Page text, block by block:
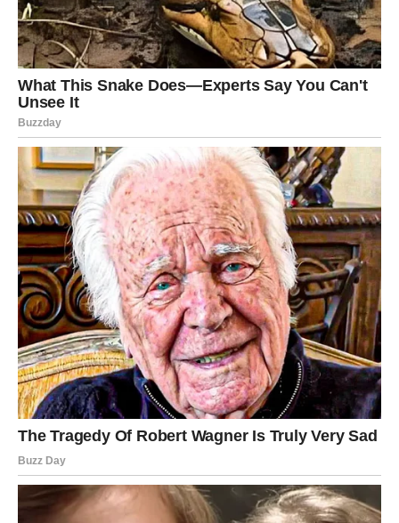
1. Odluka koja menja pravac života
Ovo može biti:
emotivna odluka
poslovna promena
preseljenje
raskid starog ili ulazak u novo
odustajanje od nečega što vas je gušilo
prihvatanje onoga što vam donosi mir
Ali kako god — to je VAŠA odluka. Prvi put posle mnogo
vremena, Bikovi biraju sebe.
2. Ogroman rast i stabilnost
Sudbinski preokret Bikovima donosi sigurnost, novac,
napredak i priliku koja će vas podići. Znate onu jednu